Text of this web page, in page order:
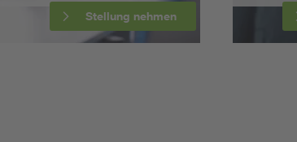
Stellung nehmen